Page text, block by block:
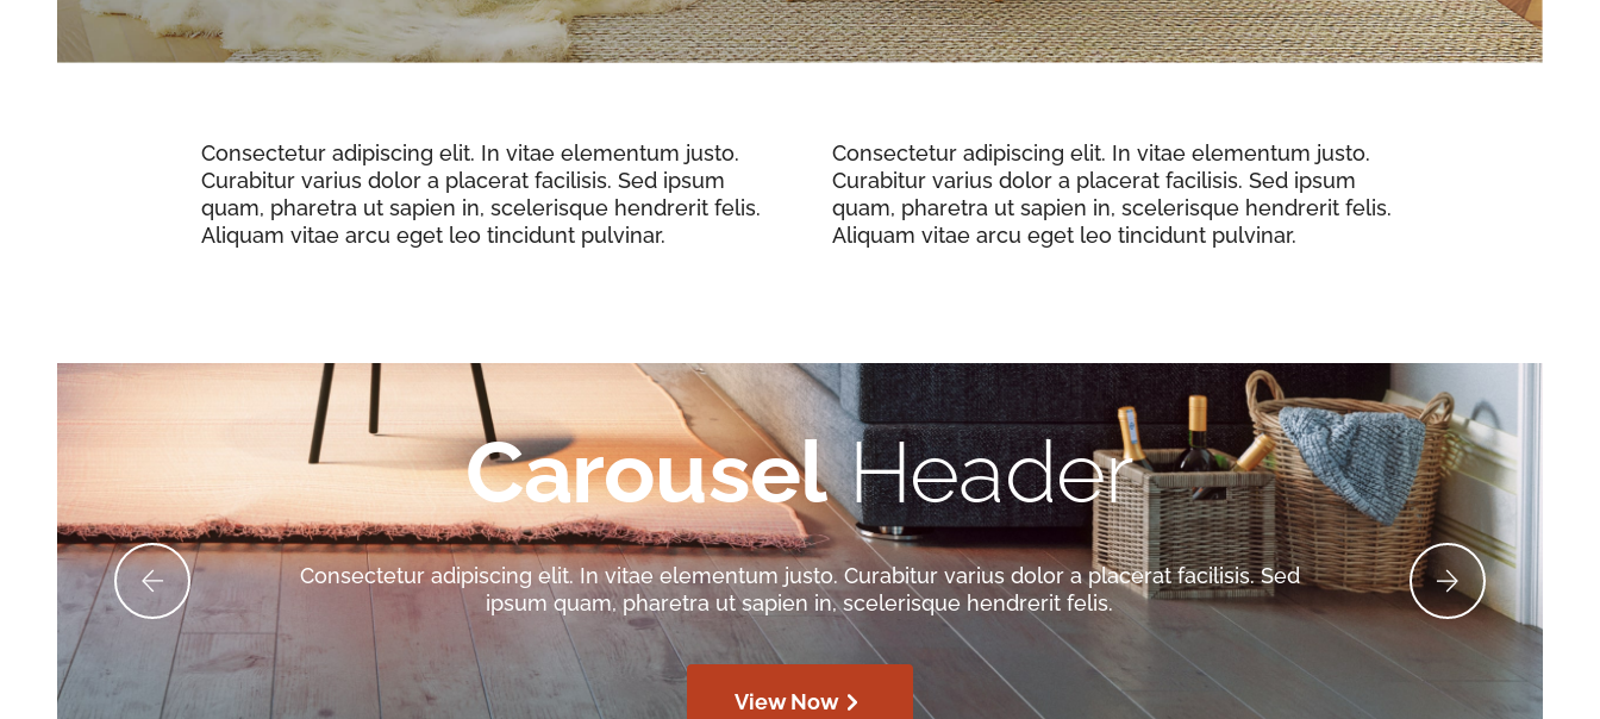
Consectetur adipiscing elit. In vitae elementum justo.
Curabitur varius dolor a placerat facilisis. Sed ipsum
quam, pharetra ut sapien in, scelerisque hendrerit felis.
Aliquam vitae arcu eget leo tincidunt pulvinar.
Consectetur adipiscing elit. In vitae elementum justo.
Curabitur varius dolor a placerat facilisis. Sed ipsum
quam, pharetra ut sapien in, scelerisque hendrerit felis.
Aliquam vitae arcu eget leo tincidunt pulvinar.
CarouselHeader
Consectetur adipiscing elit. In vitae elementum justo. Curabitur varius dolor a placerat facilisis. Sed
ipsum quam, pharetra ut sapien in, scelerisque hendrerit felis.
View Now